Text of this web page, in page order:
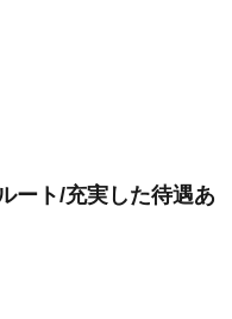
ート/充実した待遇あ